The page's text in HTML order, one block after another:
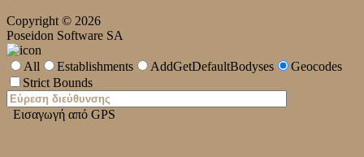
Copyright © 2026
Poseidon Software SA
All Establishments AddGetDefaultBodyses
Geocodes
Strict Bounds
Εισαγωγή από GPS